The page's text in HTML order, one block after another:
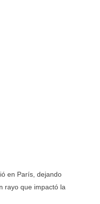
en París, dejando
rayo que impactó la